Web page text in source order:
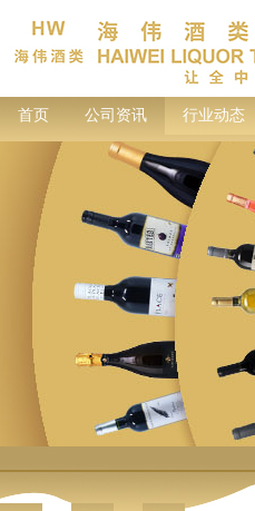
首页 公司资讯 行业动态